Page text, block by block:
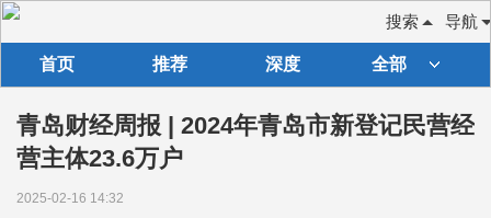
导航
搜索
首页 推荐 深度 全部
青岛财经周报 | 2024年青岛市新登记民营经
营主体23.6万户
2025-02-16 14:32